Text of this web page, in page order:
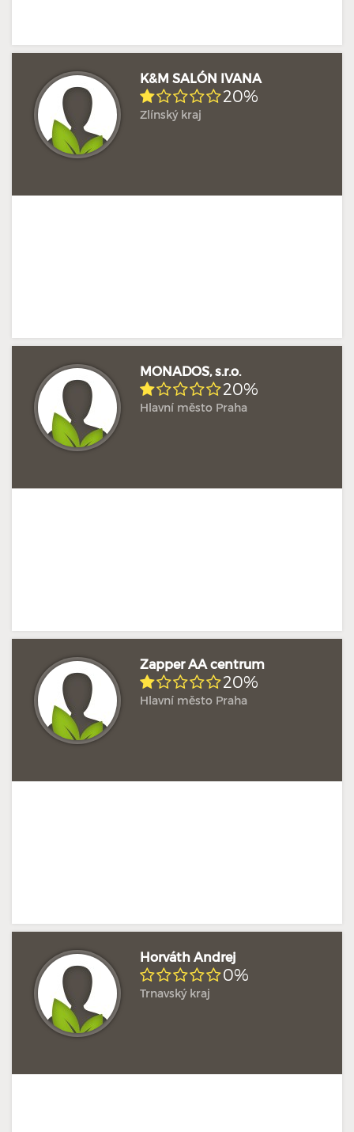
K&M SALÓN IVANA
20%
Zlínský kraj
MONADOS, s.r.o.
20%
Hlavní město Praha
Zapper AA centrum
20%
Hlavní město Praha
Hodnoceno: 1×
Horváth Andrej
0%
Trnavský kraj
Doposud žádné hodnocení Profil terapeuta
Doposud žádné hodnocení Profil terapeuta
Doposud žádné hodnocení